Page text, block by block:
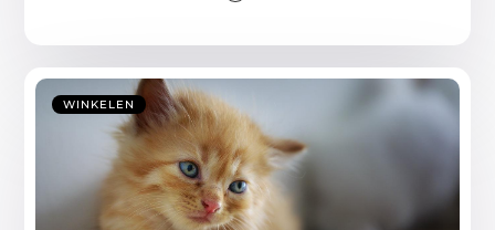
WINKELEN